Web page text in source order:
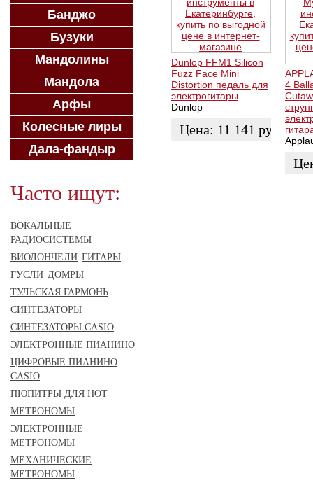
Dunlop FFМ1 Silicon
Fuzz Face Mini
Distortion педаль для
электрогитары
Dunlop
Цена: 11 141 руб.
4
Банджо
Бузуки
Мандолины
Мандола
Арфы
Колесные лиры
Дала-фандыр
Часто ищут:
ВОКАЛЬНЫЕ
РАДИОСИСТЕМЫ
ВИОЛОНЧЕЛИ ГИТАРЫ
ГУСЛИ ДОМРЫ
ТУЛЬСКАЯ ГАРМОНЬ
СИНТЕЗАТОРЫ
СИНТЕЗАТОРЫ CASIO
ЭЛЕКТРОННЫЕ ПИАНИНО
ЦИФРОВЫЕ ПИАНИНО
CASIO
ПЮПИТРЫ ДЛЯ НОТ
МЕТРОНОМЫ
ЭЛЕКТРОННЫЕ
МЕТРОНОМЫ
МЕХАНИЧЕСКИЕ
МЕТРОНОМЫ